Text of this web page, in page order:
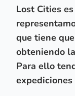
Lost Cities
que tiene
obteniendo
Para ello